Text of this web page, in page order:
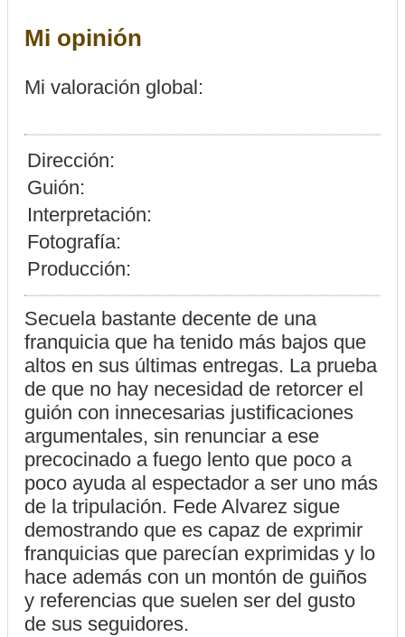
Mi opinión
Mi valoración global:
Dirección:
Guión:
Interpretación:
Fotografía:
Producción:
Secuela bastante decente de una
franquicia que ha tenido más bajos que
altos en sus últimas entregas. La prueba
de que no hay necesidad de retorcer el
guión con innecesarias justificaciones
argumentales, sin renunciar a ese
precocinado a fuego lento que poco a
poco ayuda al espectador a ser uno más
de la tripulación. Fede Alvarez sigue
demostrando que es capaz de exprimir
franquicias que parecían exprimidas y lo
hace además con un montón de guiños
y referencias que suelen ser del gusto
de sus seguidores.